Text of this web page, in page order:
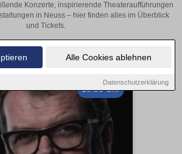
Alle Cookies ablehnen
Datenschutzerklärung
Konzerte, inspirierende Theateraufführungen
in Neuss – hier finden alles im Überblick
und Tickets.
19:30 Uhr